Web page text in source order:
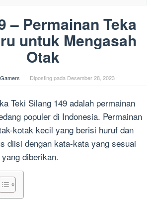
– Permainan Teka
untuk Mengasah
Otak
Diposting pada Desember 28, 2023
Teki Silang 149 adalah permainan
populer di Indonesia. Permainan
kotak kecil yang berisi huruf dan
diisi dengan kata-kata yang sesuai
diberikan.